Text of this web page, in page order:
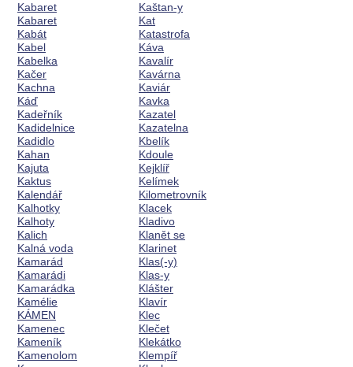
Kabaret
Kabaret
Kabát
Kabel
Kabelka
Kačer
Kachna
Káď
Kadeřník
Kadidelnice
Kadidlo
Kahan
Kajuta
Kaktus
Kalendář
Kalhotky
Kalhoty
Kalich
Kalná voda
Kamarád
Kamarádi
Kamarádka
Kamélie
KÁMEN
Kamenec
Kameník
Kamenolom
Kaštan-y
Kat
Katastrofa
Káva
Kavalír
Kavárna
Kaviár
Kavka
Kazatel
Kazatelna
Kbelík
Kdoule
Kejklíř
Kelímek
Kilometrovník
Klacek
Kladivo
Klanět se
Klarinet
Klas(-y)
Klas-y
Klášter
Klavír
Klec
Klečet
Klekátko
Klempíř